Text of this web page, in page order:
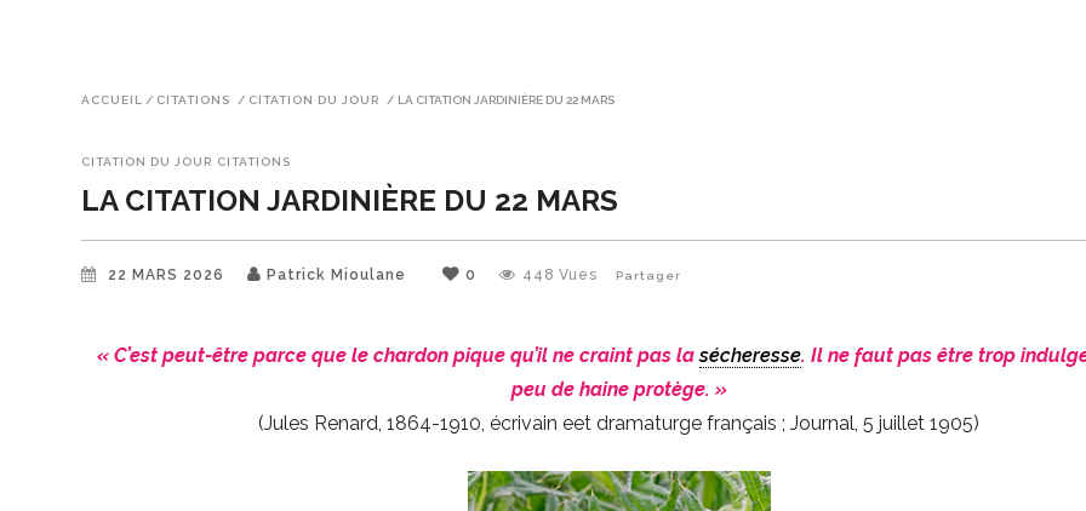
ACCUEIL / CITATIONS / CITATION DU JOUR / LA CITATION JARDINIÈRE DU 22 MARS
CITATION DU JOUR CITATIONS
LA CITATION JARDINIÈRE DU 22 MARS
22 MARS 2026 Patrick Mioulane 0 448 Vues Partager
« C’est peut-être parce que le chardon pique qu’il ne craint pas lasécheresse. Il ne faut pas être trop
peu de haine protège. »
(Jules Renard, 1864-1910, écrivain eet dramaturge français ; Journal, 5 juillet 1905)